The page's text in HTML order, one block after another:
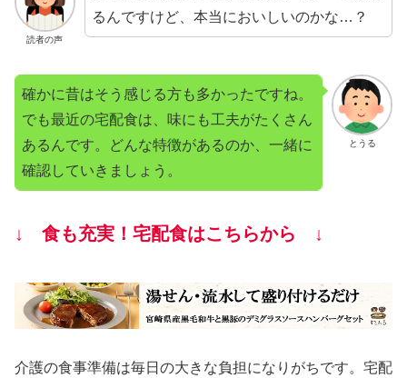
読者の声
るんですけど、本当においしいのかな…？
とうる
確かに昔はそう感じる方も多かったですね。
でも最近の宅配食は、味にも工夫がたくさん
あるんです。どんな特徴があるのか、一緒に
確認していきましょう。
↓ 食も充実！宅配食はこちらから ↓
介護の食事準備は毎日の大きな負担になりがちです。宅配